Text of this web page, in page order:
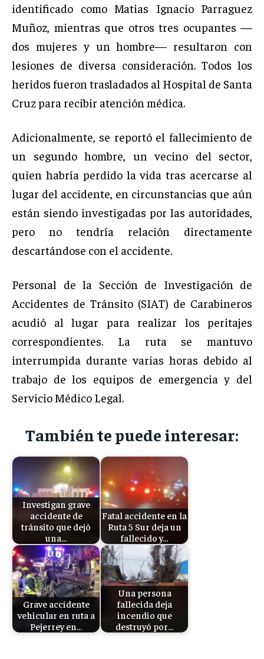
identificado como Matias Ignacio Parraguez
Muñoz, mientras que otros tres ocupantes —
dos mujeres y un hombre— resultaron con
lesiones de diversa consideración. Todos los
heridos fueron trasladados al Hospital de Santa
Cruz para recibir atención médica.
Adicionalmente, se reportó el fallecimiento de
un segundo hombre, un vecino del sector,
quien habría perdido la vida tras acercarse al
lugar del accidente, en circunstancias que aún
están siendo investigadas por las autoridades,
pero no tendría relación directamente
descartándose con el accidente.
Personal de la Sección de Investigación de
Accidentes de Tránsito (SIAT) de Carabineros
acudió al lugar para realizar los peritajes
correspondientes. La ruta se mantuvo
interrumpida durante varias horas debido al
trabajo de los equipos de emergencia y del
Servicio Médico Legal.
También te puede interesar:
Investigan grave
accidente de
tránsito que dejó
una…
Fatal accidente en la
Ruta 5 Sur deja un
fallecido y…
Grave accidente
vehicular en ruta a
Pejerrey en…
Una persona
fallecida deja
incendio que
destruyó por…